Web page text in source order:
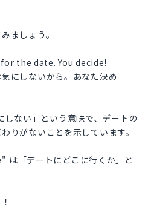
ましょう。
the date. You decide!
にしないから。あなた決め
ない」という意味で、デートの
りがないことを示しています。
「デートにどこに行くか」と